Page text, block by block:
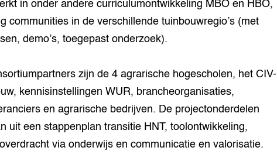
in onder andere curriculumontwikkeling MBO en HBO,
communities in de verschillende tuinbouwregio’s (met
demo’s, toegepast onderzoek).
zijn de 4 agrarische hogescholen, het CIV-
kennisinstellingen WUR, brancheorganisaties,
en agrarische bedrijven. De projectonderdelen
uit een stappenplan transitie HNT, toolontwikkeling,
via onderwijs en communicatie en valorisatie.